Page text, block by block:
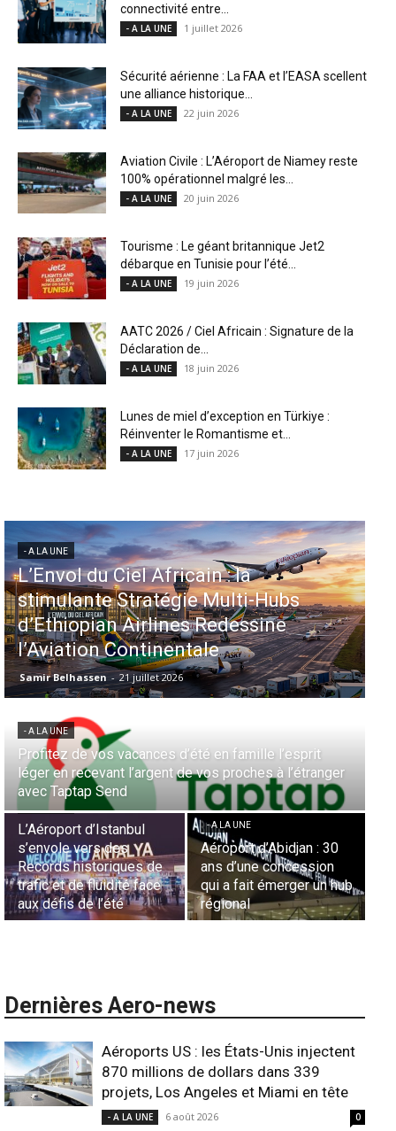
connectivité entre...
- A LA UNE 1 juillet 2026
Sécurité aérienne : La FAA et l’EASA scellent
une alliance historique...
- A LA UNE 22 juin 2026
Aviation Civile : L’Aéroport de Niamey reste
100% opérationnel malgré les...
- A LA UNE 20 juin 2026
Tourisme : Le géant britannique Jet2
débarque en Tunisie pour l’été...
- A LA UNE 19 juin 2026
AATC 2026 / Ciel Africain : Signature de la
Déclaration de...
- A LA UNE 18 juin 2026
Lunes de miel d’exception en Türkiye :
Réinventer le Romantisme et...
- A LA UNE 17 juin 2026
- A LA UNE
Aéroports US : les États-Unis
injectent 870 millions de dollars
dans 339 projets, Los Angeles et
Miami en tête
Samir Belhassen - 6 août 2026
- A LA UNE
Aérien & Stratégie : Comment Royal Air Maroc fait de
la diaspora européenne le moteur de son hub de
Casablanca
- A LA UNE
Sécurité des frontières
aériennes en Afrique :
L’appel urgent à
l’harmonisation globale
- A LA UNE
Nominations : Sadri
Essid à la tête de la
Représentation d’Air
France en Tunisie et
Lionel Rault aux
commandes de la région
ANSCO
Dernières Aero-news
Aéroports US : les États-Unis injectent
870 millions de dollars dans 339
projets, Los Angeles et Miami en tête
- A LA UNE 6 août 2026 0